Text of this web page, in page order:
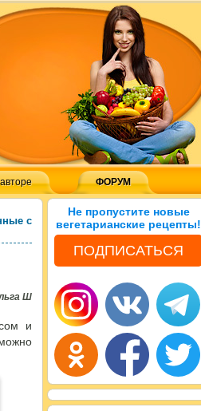
ФОРУМ
с
Ш
и
Не пропустите новые
вегетарианские рецепты!
ПОДПИСАТЬСЯ